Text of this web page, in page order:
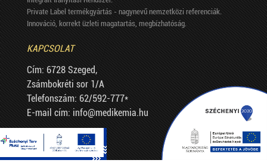
Private Label termékgyártás - nagynevű nemzetközi referenciák.
Innováció, korrekt üzleti magatartás, megbízhatóság.
KAPCSOLAT
Cím: 6728 Szeged,
Zsámbokréti sor 1/A
Telefonszám: 62/592-777*
E-mail cím: info@medikemia.hu
TÉRKÉP